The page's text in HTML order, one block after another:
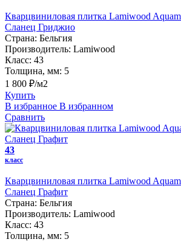
Кварцвиниловая плитка Lamiwood
Сланец Гриджио
Страна: Бельгия
Производитель: Lamiwood
Класс: 43
Толщина, мм: 5
1 800 ₽/м2
Купить
В избранное В избранном
Сравнить
43
класс
Кварцвиниловая плитка Lamiwood
Сланец Графит
Страна: Бельгия
Производитель: Lamiwood
Класс: 43
Толщина, мм: 5